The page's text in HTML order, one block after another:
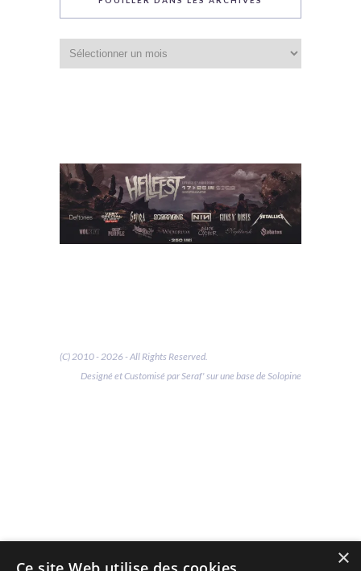
dans
les
(C) 2010 - 2026 - All Rights Reserved.
Designé et Customisé par Seraf' sur une base de Solopine
×